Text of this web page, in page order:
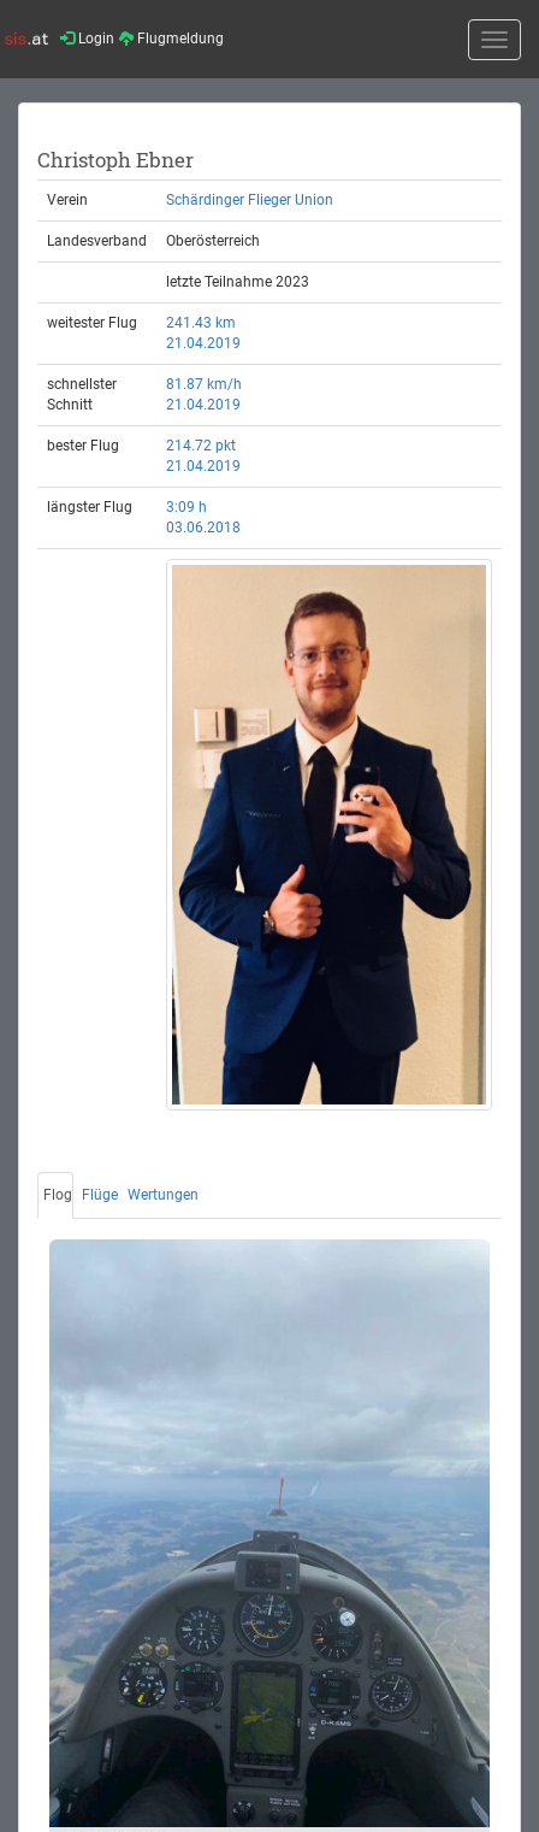
Login Flugmeldung
Toggle
Christoph Ebner
Verein Schärdinger Flieger Union
Landesverband Oberösterreich
letzte Teilnahme 2023
weitester Flug
241.43 km
21.04.2019
schnellster
Schnitt
81.87 km/h
21.04.2019
bester Flug
214.72 pkt
21.04.2019
längster Flug
3:09 h
03.06.2018
Flog Flüge Wertungen